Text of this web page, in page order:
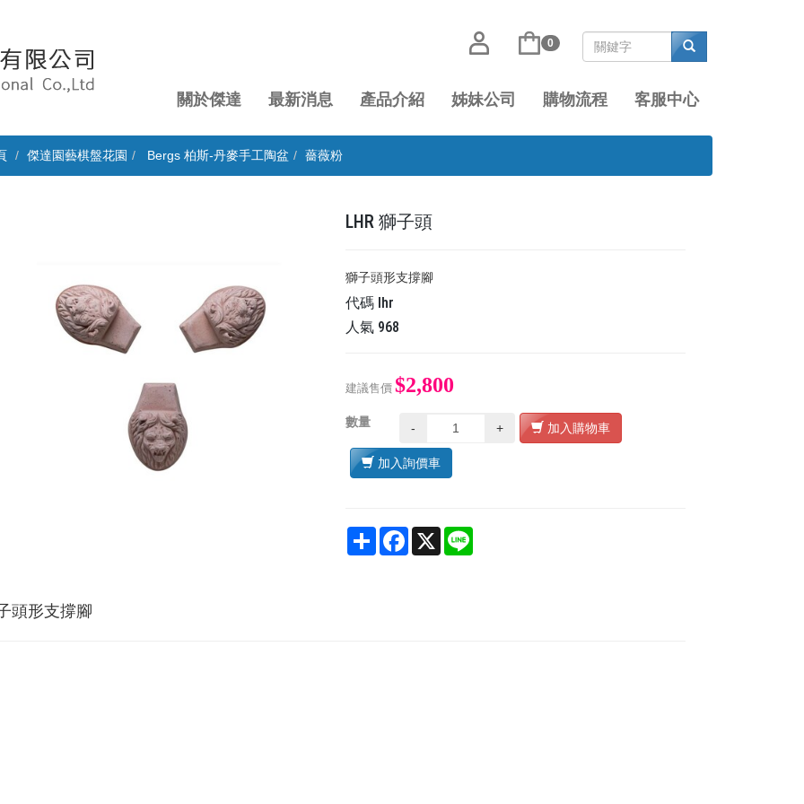
0
關於傑達 最新消息 產品介紹 姊妹公司 購物流程 客服中心
傑達園藝棋盤花園 Bergs 柏斯-丹麥手工陶盆 薔薇粉
LHR 獅子頭
獅子頭形支撐腳
代碼 lhr
人氣 968
建議售價 $2,800
數量 - + 加入購物車
加入詢價車
Share Facebook
X
頭形支撐腳